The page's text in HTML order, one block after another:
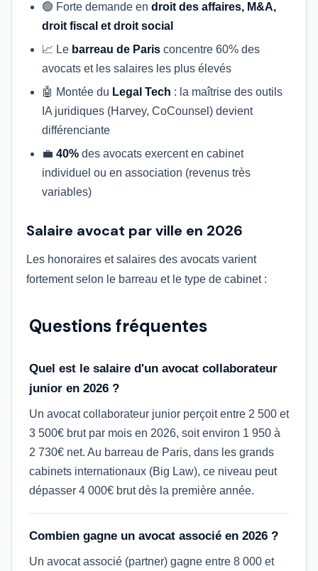
🟢 Forte demande en droit des affaires, M&A,
droit fiscal et droit social
📈 Le barreau de Paris concentre 60% des
avocats et les salaires les plus élevés
🤖 Montée du Legal Tech : la maîtrise des outils
IA juridiques (Harvey, CoCounsel) devient
différenciante
💼 40% des avocats exercent en cabinet
individuel ou en association (revenus très
variables)
Salaire avocat par ville en 2026
Les honoraires et salaires des avocats varient
fortement selon le barreau et le type de cabinet :
Questions fréquentes
Quel est le salaire d'un avocat collaborateur
junior en 2026 ?
Un avocat collaborateur junior perçoit entre 2 500 et
3 500€ brut par mois en 2026, soit environ 1 950 à
2 730€ net. Au barreau de Paris, dans les grands
cabinets internationaux (Big Law), ce niveau peut
dépasser 4 000€ brut dès la première année.
Combien gagne un avocat associé en 2026 ?
Un avocat associé (partner) gagne entre 8 000 et